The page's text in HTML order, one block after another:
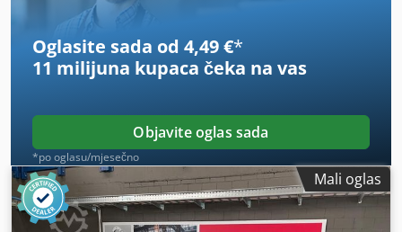
Oglasite sada od 4,49 €*
11 milijuna kupaca čeka na vas
Objavite oglas sada
*po oglasu/mjesečno
Mali oglas